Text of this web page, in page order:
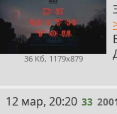
36 Кб, 1179x879
33
12 мар, 20:20 33 200